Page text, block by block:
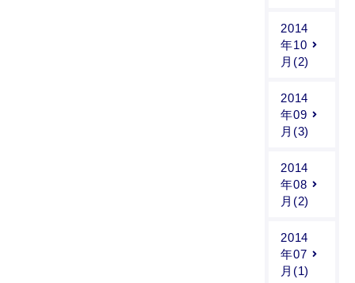
2014
年10
月(2)
2014
年09
月(3)
2014
年08
月(2)
2014
年07
月(1)